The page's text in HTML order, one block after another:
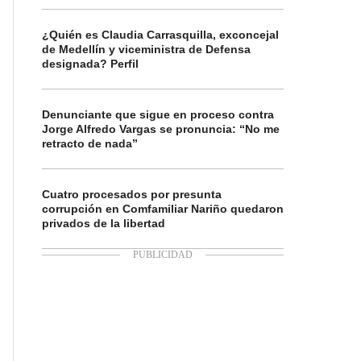
¿Quién es Claudia Carrasquilla, exconcejal
de Medellín y viceministra de Defensa
designada? Perfil
Denunciante que sigue en proceso contra
Jorge Alfredo Vargas se pronuncia: “No me
retracto de nada”
Cuatro procesados por presunta
corrupción en Comfamiliar Nariño quedaron
privados de la libertad